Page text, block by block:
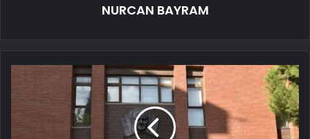
NURCAN BAYRAM